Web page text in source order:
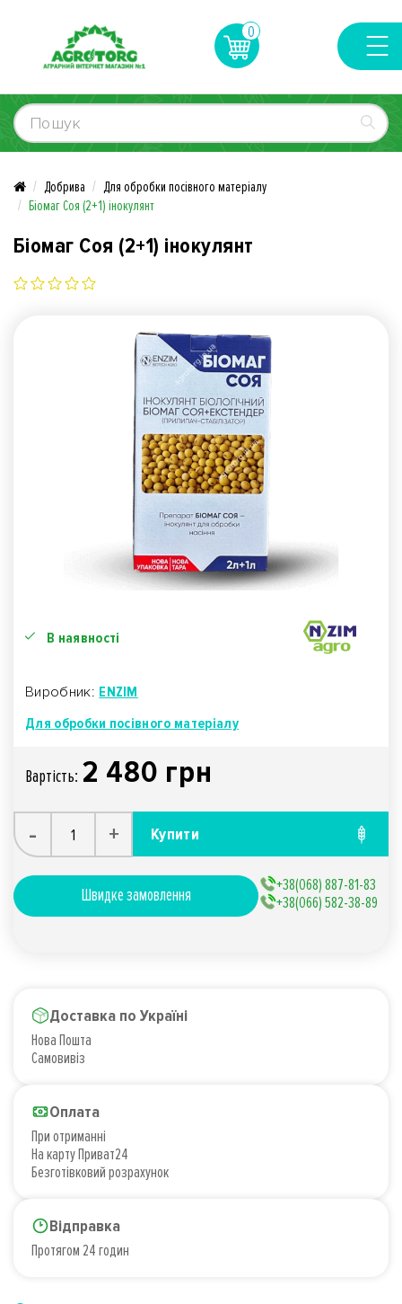
0
Добрива
Для обробки посівного матеріалу
Біомаг Соя (2+1) інокулянт
Біомаг Соя (2+1) інокулянт
В наявності
Виробник: ENZIM
Для обробки посівного матеріалу
Вартiсть: 2 480 грн
- + Купити
Швидке замовлення
+38(068) 887-81-83
+38(066) 582-38-89
Доставка по Україні
Нова Пошта
Самовивіз
Оплата
При отриманні
На карту Приват24
Безготівковий розрахунок
Відправка
Протягом 24 годин